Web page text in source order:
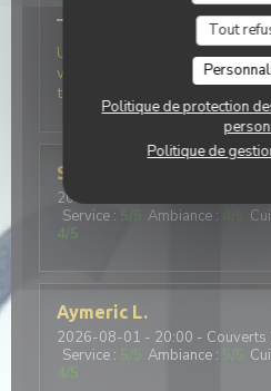
Tout
Politique de protection
Politique de
Une très belle découverte
vous .nous avons très bien
top . Nous reviendrons à coup
Stephanie
2026-08-06
Service : Ambiance :
4/5
Aymeric L
2026-08-01 - 20:00 - Couverts
Service : Ambiance :